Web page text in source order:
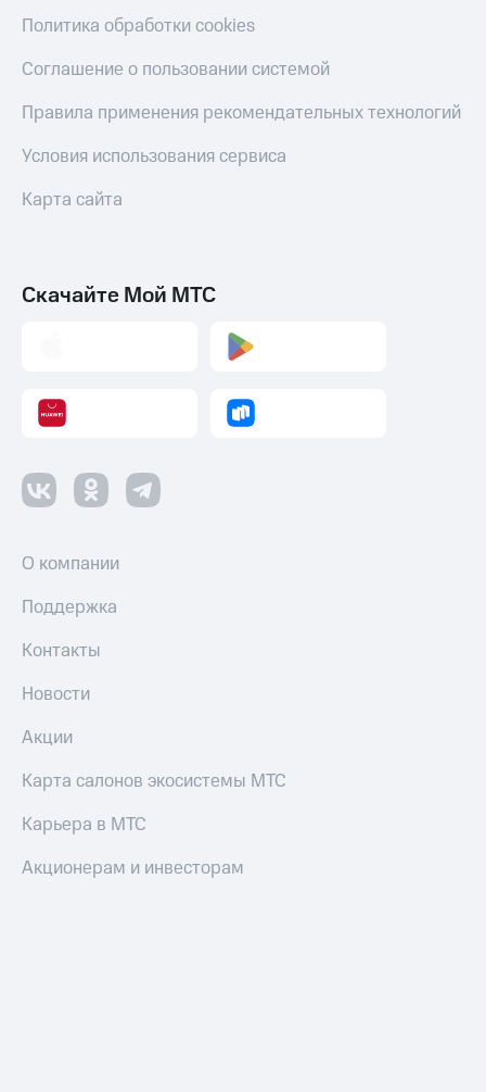
Политика обработки cookies
Соглашение о пользовании системой
Правила применения рекомендательных технологий
Условия использования сервиса
Карта сайта
Скачайте Мой МТС
О компании
Поддержка
Контакты
Новости
Акции
Карта салонов экосистемы МТС
Карьера в МТС
Акционерам и инвесторам